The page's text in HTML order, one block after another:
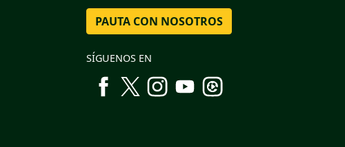
PAUTA CON NOSOTROS
SÍGUENOS EN